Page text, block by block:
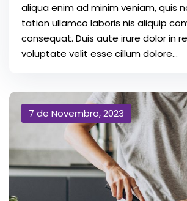
aliqua enim ad minim veniam, quis
tation ullamco laboris nis aliquip
consequat. Duis aute irure dolor in
voluptate velit esse cillum dolore...
7 de Novembro, 2023